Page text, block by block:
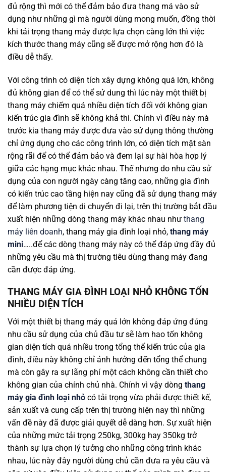
đủ rộng thì mới có thể đảm bảo đưa thang má vào sử
dụng như những gì mà người dùng mong muốn, đồng thời
khi tải trọng thang máy được lựa chọn càng lớn thì việc
kích thước thang máy cũng sẽ được mở rộng hơn đó là
điều dễ thấy.
Với công trình có diện tích xây dựng không quá lớn, không
đủ không gian để có thể sử dung thì lúc này một thiết bị
thang máy chiếm quá nhiều diện tích đối với không gian
kiến trúc gia đình sẽ không khả thi. Chính vì điều này mà
trước kia thang máy được đưa vào sử dụng thông thường
chỉ ứng dụng cho các công trình lớn, có diện tích mặt sàn
rộng rãi để có thể đảm bảo và đem lại sự hài hòa hợp lý
giữa các hạng mục khác nhau. Thế nhưng do nhu cầu sử
dụng của con người ngày càng tăng cao, những gia đình
có kiến trúc cao tầng hiện nay cũng đã sử dụng thang máy
để làm phương tiện di chuyển đi lại, trên thị trường bắt đầu
xuất hiện những dòng thang máy khác nhau như thang
máy liên doanh, thang máy gia đình loại nhỏ, thang máy
mini…..để các dòng thang máy này có thể đáp ứng đầy đủ
những yêu cầu mà thị trường tiêu dùng thang máy đang
cần được đáp ứng.
THANG MÁY GIA ĐÌNH LOẠI NHỎ KHÔNG TỐN
NHIỀU DIỆN TÍCH
Với một thiết bị thang máy quá lớn không đáp ứng đúng
nhu cầu sử dụng của chủ đầu tư sẽ làm hao tốn không
gian diện tích quá nhiều trong tổng thể kiến trúc của gia
đình, điều này không chỉ ảnh hưởng đến tổng thể chung
mà còn gây ra sự lãng phí một cách không cần thiết cho
không gian của chính chủ nhà. Chính vì vậy dòng thang
máy gia đình loại nhỏ có tải trọng vừa phải được thiết kế,
sản xuất và cung cấp trên thị trường hiện nay thì những
vấn đề này đã được giải quyết dễ dàng hơn. Sự xuất hiện
của những mức tải trọng 250kg, 300kg hay 350kg trở
thành sự lựa chọn lý tưởng cho những công trình khác
nhau, lúc này đây người dùng chủ cần đưa ra yêu cầu và